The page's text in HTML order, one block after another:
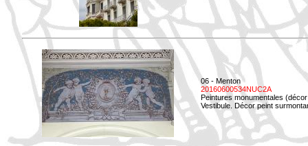
06 - Menton
20160600534NUC2A
Peintures monumentales
Vestibule. Décor peint